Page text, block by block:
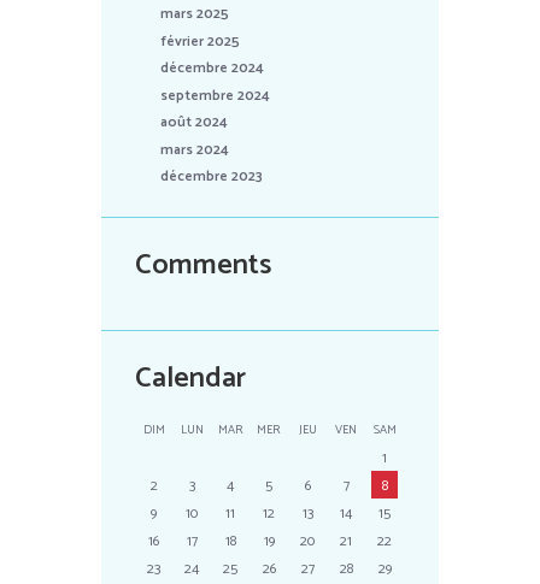
mars 2025
février 2025
décembre 2024
septembre 2024
août 2024
mars 2024
décembre 2023
Comments
Calendar
DIM LUN MAR MER JEU VEN SAM
1
2
3 4 5 6 7
8
9
10 11 12 13 14
15
16
17 18 19 20 21
22
23
24 25 26 27 28
29